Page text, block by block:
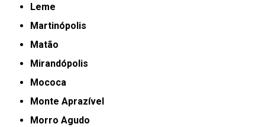
Leme
Martinópolis
Matão
Mirandópolis
Mococa
Monte Aprazível
Morro Agudo